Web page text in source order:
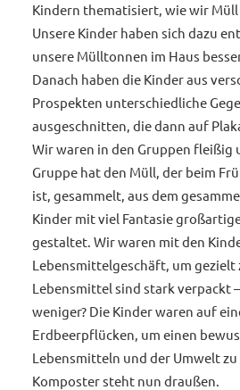
Kindern thematisiert, wie wir
Unsere Kinder haben sich dazu
unsere Mülltonnen im Haus
Danach haben die Kinder aus
Prospekten unterschiedliche
ausgeschnitten, die dann auf
Wir waren in den Gruppen fleißig
Gruppe hat den Müll, der beim
ist, gesammelt, aus dem
Kinder mit viel Fantasie
gestaltet. Wir waren mit den
Lebensmittelgeschäft, um gezielt
Lebensmittel sind stark verpackt
weniger? Die Kinder waren auf
Erdbeerpflücken, um einen
Lebensmitteln und der Umwelt
Komposter steht nun draußen.